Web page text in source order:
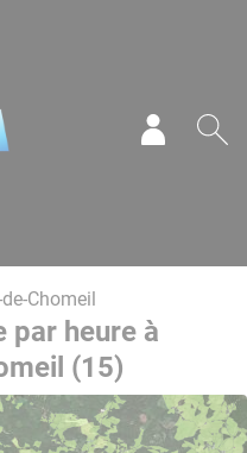
Chomeil
par heure à
(15)